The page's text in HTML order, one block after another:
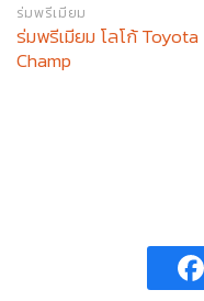
ร่มพรีเมียม
ร่มพรีเมียม โลโก้ Toyota
Champ